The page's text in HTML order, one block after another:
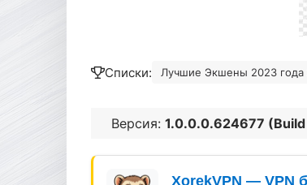
Списки: Лучшие Экшены 2023 года
Версия: 1.0.0.0.624677
XorekVPN — VPN